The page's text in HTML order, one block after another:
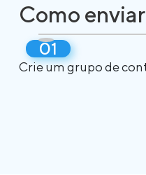
Como
Crie um grupo de